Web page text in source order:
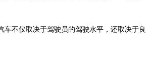
车不仅取决于驾驶员的驾驶水平，还取决于良